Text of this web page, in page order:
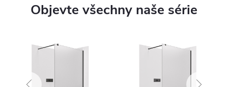
Objevte všechny naše série